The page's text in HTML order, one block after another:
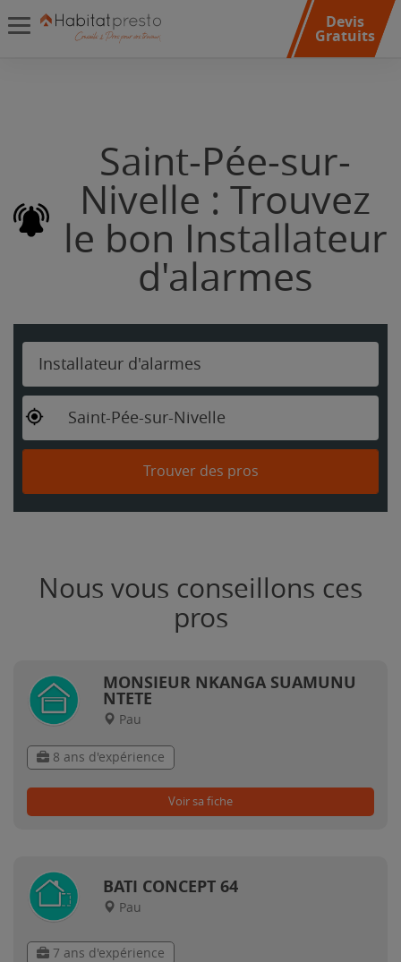
Devis
Gratuits
Saint-Pée-sur-
Nivelle : Trouvez
le bon Installateur
d'alarmes
Installateur d'alarmes
Saint-Pée-sur-Nivelle
Trouver des pros
Nous vous conseillons ces
pros
MONSIEUR NKANGA SUAMUNU
NTETE
Pau
8 ans d'expérience
Voir sa fiche
BATI CONCEPT 64
Pau
7 ans d'expérience